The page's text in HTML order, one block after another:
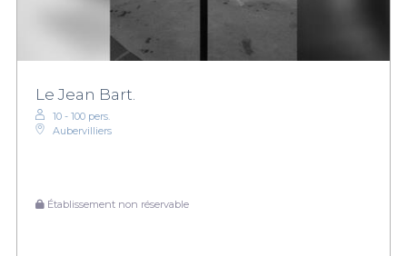
Le Jean Bart.
10 - 100 pers.
Aubervilliers
Établissement non réservable